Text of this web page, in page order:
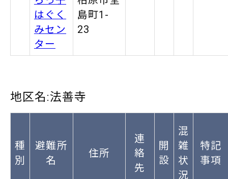
はぐく
みセン
ター
島町1-
23
地区名:法善寺
種
別
避難所
名
住所
連
絡
先
開
設
混
雑
状
況
特記
事項